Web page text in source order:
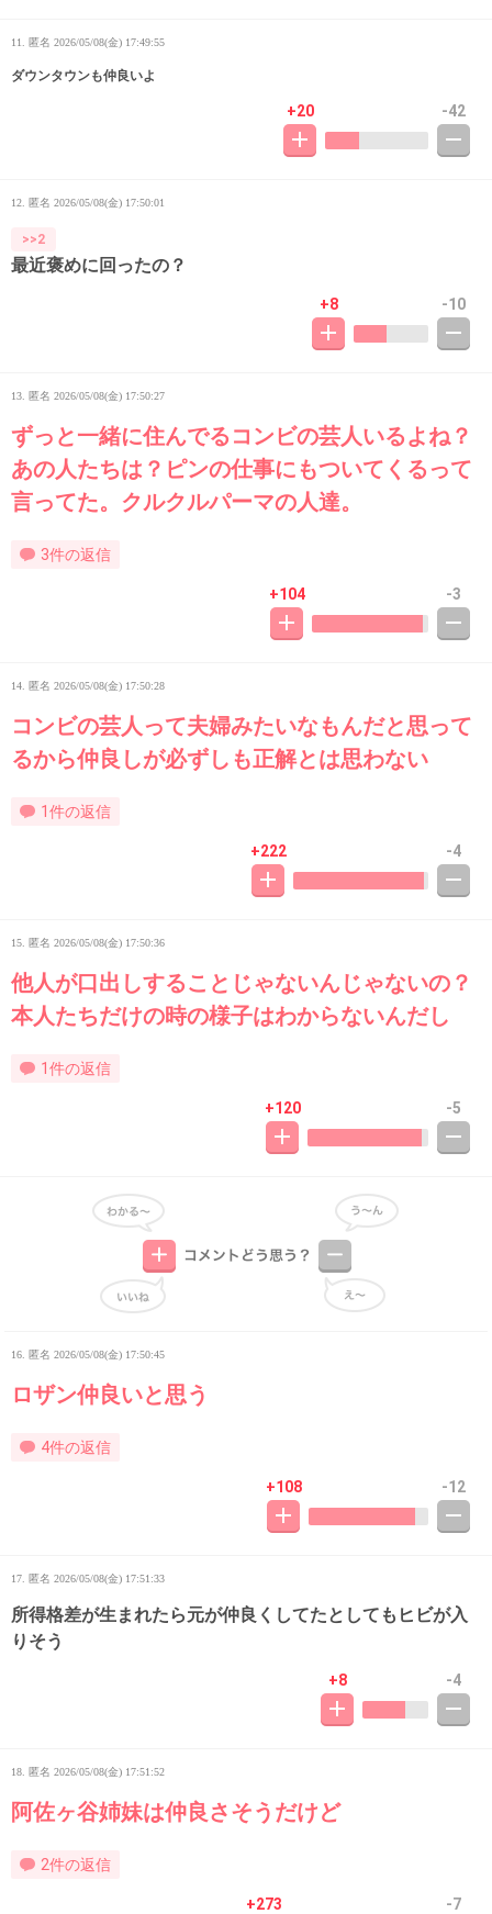
11. 匿名 2026/05/08(金) 17:49:55
ダウンタウンも仲良いよ
+20 -42
12. 匿名 2026/05/08(金) 17:50:01
>>2
最近褒めに回ったの？
+8 -10
13. 匿名 2026/05/08(金) 17:50:27
ずっと一緒に住んでるコンビの芸人いるよね？
あの人たちは？ピンの仕事にもついてくるって
言ってた。クルクルパーマの人達。
3件の返信
+104 -3
14. 匿名 2026/05/08(金) 17:50:28
コンビの芸人って夫婦みたいなもんだと思って
るから仲良しが必ずしも正解とは思わない
1件の返信
+222 -4
15. 匿名 2026/05/08(金) 17:50:36
他人が口出しすることじゃないんじゃないの？
本人たちだけの時の様子はわからないんだし
1件の返信
+120 -5
16. 匿名 2026/05/08(金) 17:50:45
ロザン仲良いと思う
4件の返信
+108 -12
17. 匿名 2026/05/08(金) 17:51:33
所得格差が生まれたら元が仲良くしてたとしてもヒビが入
りそう
+8 -4
18. 匿名 2026/05/08(金) 17:51:52
阿佐ヶ谷姉妹は仲良さそうだけど
2件の返信
+273 -7